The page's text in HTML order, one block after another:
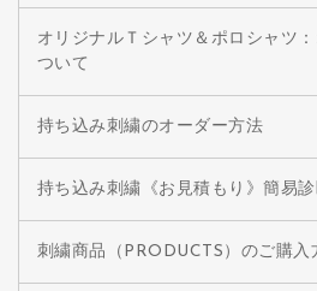
オリジナルＴシャツ＆ポロシャツ
ついて
持ち込み刺繍のオーダー方法
持ち込み刺繍《お見積もり》簡易
刺繍商品（PRODUCTS）のご購入